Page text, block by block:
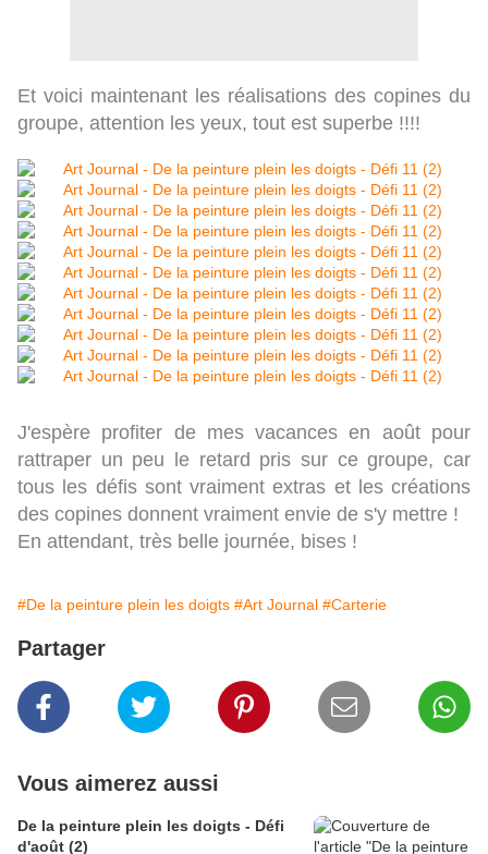
Et voici maintenant les réalisations des copines du
groupe, attention les yeux, tout est superbe !!!!
J'espère profiter de mes vacances en août pour
rattraper un peu le retard pris sur ce groupe, car
tous les défis sont vraiment extras et les créations
des copines donnent vraiment envie de s'y mettre !
En attendant, très belle journée, bises !
#De la peinture plein les doigts #Art Journal #Carterie
Partager
Vous aimerez aussi
De la peinture plein les doigts - Défi
d'août (2)